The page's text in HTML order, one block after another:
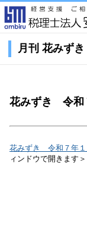
月刊 花みずき
花みずき 令和
花みずき 令和７年１
ィンドウで開きます＞